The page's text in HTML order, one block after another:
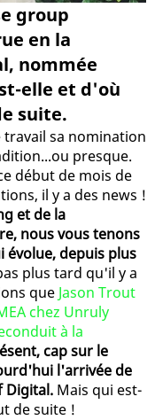
group
en la
nommée
elle et d'où
suite.
travail sa nomination
presque.
début de mois de
il y a des news !
et de la
nous vous tenons
évolue, depuis plus
plus tard qu'il y a
que Jason Trout
chez Unruly
à la
cap sur le
l'arrivée de
Digital. Mais qui est-
de suite !